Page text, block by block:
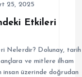
25, 2025
Etkileri
Nelerdir? Dolunay, tarih
ve mitlere ilham
insan üzerinde doğrudan